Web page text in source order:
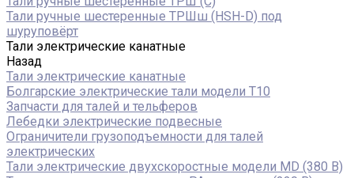
Тали ручные шестеренные ТРШш (HSH-D) под
шуруповёрт
Тали электрические канатные
Назад
Тали электрические канатные
Болгарские электрические тали модели T10
Запчасти для талей и тельферов
Лебедки электрические подвесные
Ограничители грузоподъемности для талей
электрических
Тали электрические двухскоростные модели MD (380 В)